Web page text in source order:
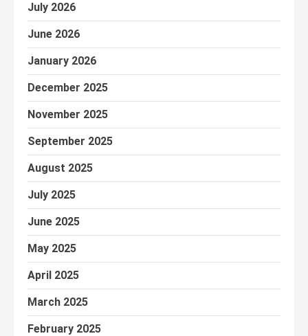
July 2026
June 2026
January 2026
December 2025
November 2025
September 2025
August 2025
July 2025
June 2025
May 2025
April 2025
March 2025
February 2025